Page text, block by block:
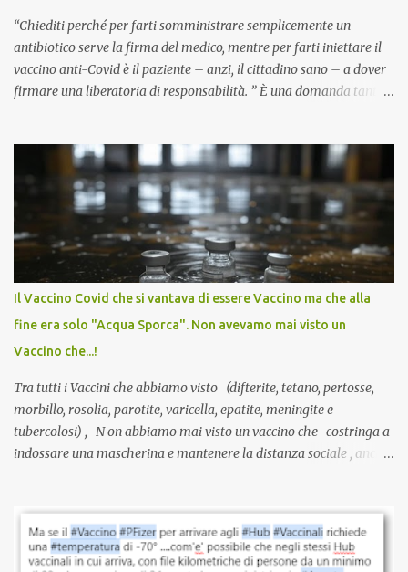
“Chiediti perché per farti somministrare semplicemente un
antibiotico serve la firma del medico, mentre per farti iniettare il
vaccino anti-Covid è il paziente – anzi, il cittadino sano – a dover
firmare una liberatoria di responsabilità. ” È una domanda tanto
pandemia. Un interrogativo che dovrebbe scuotere chiunque abbia
ancora il coraggio di pensare con la propria testa. Per il vaccino
anti-Covid, un pro-farmaco, con autorizzazione condizionata,
sviluppato in tempi record, con tecnologie mai utilizzate prima su
larga scala, ancora oggetto di studio e di discussione
internazionale serve solo una firma. La tua. Lo si somministra
anche a persone sane, giovani, senza fattori di rischio, spesso già
serve una prescrizione. Non c’è diagnosi. Non c’è presa in carico.
L’unico atto richiesto è una fi...
Il Vaccino Covid che si vantava di essere Vaccino ma che alla
fine era solo "Acqua Sporca". Non avevamo mai visto un
Vaccino che...!
Tra tutti i Vaccini che abbiamo visto (difterite, tetano, pertosse,
morbillo, rosolia, parotite, varicella, epatite, meningite e
tubercolosi) , N on abbiamo mai visto un vaccino che costringa a
indossare una mascherina e mantenere la distanza sociale , anche
vaccinazione. Non avevamo mai sentito parlare di ricompense,
sconti, incentivi per vaccinarsi. Non avevamo mai visto
discriminazioni per coloro che non l’hanno fatto. Se non sei stato